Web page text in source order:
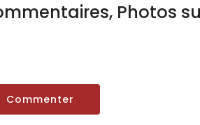
Photos
Commenter